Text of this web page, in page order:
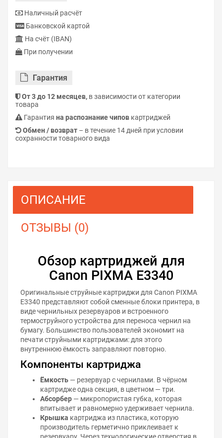
Наличный расчёт
Банковской картой
На счёт (IBAN)
При получении
Гарантия
От 3 до 12 месяцев, в зависимости от категории
товара
Гарантия на распознание чипов картриджей
Обмен / возврат – в течение 14 дней при условии
сохранности товарного вида
ОПИСАНИЕ
ОТЗЫВЫ (0)
Обзор картриджей для
Canon PIXMA E3340
Оригинальные струйные картриджи для Canon PIXMA
E3340 представляют собой сменные блоки принтера, в
виде чернильных резервуаров и встроенного
термоструйного устройства для переноса чернил на
бумагу. Большинство пользователей экономит на
печати струйными картриджами: для этого
внутреннюю ёмкость заправляют повторно.
Компоненты картриджа
Ёмкость — резервуар с чернилами. В чёрном
картридже одна секция, в цветном — три.
Абсорбер — микропористая губка, которая
впитывает и равномерно удерживает чернила.
Крышка картриджа из пластика, которую
производитель герметично приклеивает к
резервуару. Через технологические отверстия в